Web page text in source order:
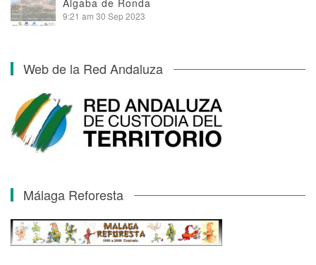
Algaba de Ronda
9:21 am 30 Sep 2023
Web de la Red Andaluza
Málaga Reforesta